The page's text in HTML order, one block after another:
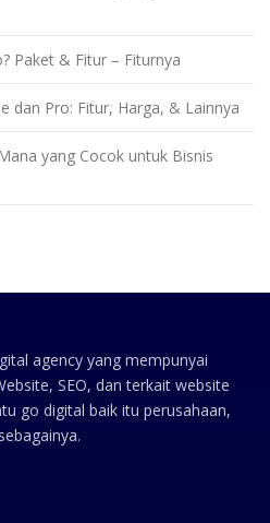
Paket & Fitur – Fiturnya
dan Pro: Fitur, Harga, & Lainnya
yang Cocok untuk Bisnis
agency yang mempunyai
SEO, dan terkait website
go digital baik itu perusahaan,